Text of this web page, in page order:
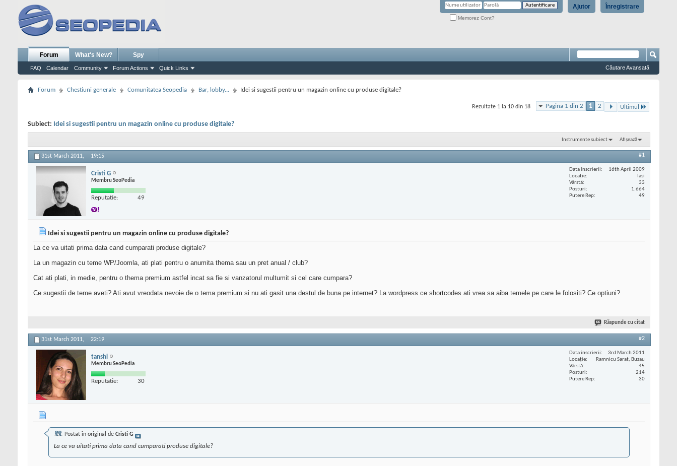
Înregistrare
Ajutor
Memorez Cont?
Forum
FAQ Calendar Community Forum Actions Quick Links
What's New? Spy
Căutare Avansată
Forum Chestiuni generale Comunitatea Seopedia Bar, lobby... Idei si sugestii pentru un magazin online cu produse digitale?
Pagina 1 din 2 1 2 Ultimul
Rezultate 1 la 10 din 18
Subiect: Idei si sugestii pentru un magazin online cu produse digitale?
Instrumente subiect Afișează
31st March 2011, 19:15 #1
Cristi G
Membru SeoPedia
Reputatie: 49
Data înscrierii
16th April 2009
Locaţie
Iasi
Vârstă
33
Posturi
1.664
Putere Rep
49
Idei si sugestii pentru un magazin online cu produse digitale?
La ce va uitati prima data cand cumparati produse digitale?
La un magazin cu teme WP/Joomla, ati plati pentru o anumita thema sau un pret anual / club?
Cat ati plati, in medie, pentru o thema premium astfel incat sa fie si vanzatorul multumit si cel care cumpara?
Ce sugestii de teme aveti? Ati avut vreodata nevoie de o tema premium si nu ati gasit una destul de buna pe internet? La wordpress ce shortcodes ati vrea sa aiba temele pe care le folositi? Ce optiuni?
Răspunde cu citat
31st March 2011, 22:19 #2
tanshi
Membru SeoPedia
Reputatie: 30
Data înscrierii
3rd March 2011
Locaţie
Ramnicu Sarat, Buzau
Vârstă
45
Posturi
214
Putere Rep
30
Postat în original de Cristi G
La ce va uitati prima data cand cumparati produse digitale?